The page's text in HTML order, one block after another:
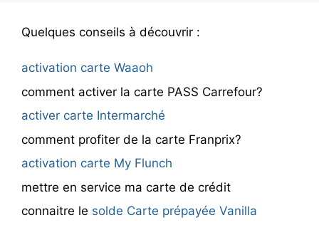
Quelques conseils à découvrir :
activation carte Waaoh
comment activer la carte PASS Carrefour?
activer carte Intermarché
comment profiter de la carte Franprix?
activation carte My Flunch
mettre en service ma carte de crédit
connaitre le solde Carte prépayée Vanilla